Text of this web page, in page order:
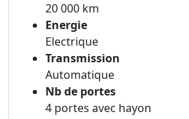
20 000 km
Energie
Electrique
Transmission
Automatique
Nb de portes
4 portes avec hayon